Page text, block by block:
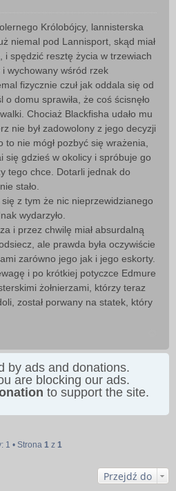
Królobójcy, lannisterska
niemal pod Lannisport, skąd miał
i spędzić resztę życia w trzewiach
i wychowany wśród rzek
fizycznie czuł jak oddala się od
domu sprawiła, że coś ścisnęło
Chociaż Blackfisha udało mu
nie był zadowolony z jego decyzji
to nie mógł pozbyć się wrażenia,
się gdzieś w okolicy i spróbuje go
tego chce. Dotarli jednak do
stało.
z tym że nic nieprzewidzianego
wydarzyło.
i przez chwilę miał absurdalną
ale prawda była oczywiście
zarówno jego jak i jego eskorty.
i po krótkiej potyczce Edmure
żołnierzami, którzy teraz
został porwany na statek, który
by ads and donations.
are blocking our ads.
to support the site.
1 • Strona 1 z 1
Przejdź do